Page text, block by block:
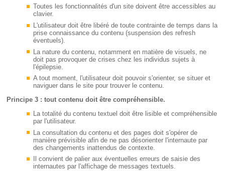
Toutes les fonctionnalités d'un site doivent être accessibles au
clavier.
L'utilisateur doit être libéré de toute contrainte de temps dans la
prise connaissance du contenu (suspension des refresh
éventuels).
La nature du contenu, notamment en matière de visuels, ne
doit pas provoquer de crises chez les individus sujets à
l'épilepsie.
A tout moment, l'utilisateur doit pouvoir s'orienter, se situer et
naviguer dans le site pour trouver le contenu.
Principe 3 : tout contenu doit être compréhensible.
La totalité du contenu textuel doit être lisible et compréhensible
par l'utilisateur.
La consultation du contenu et des pages doit s'opérer de
manière prévisible afin de ne pas désorienter l'internaute par
des changements inattendus de contexte.
Il convient de palier aux éventuelles erreurs de saisie des
internautes par l'affichage de messages textuels.